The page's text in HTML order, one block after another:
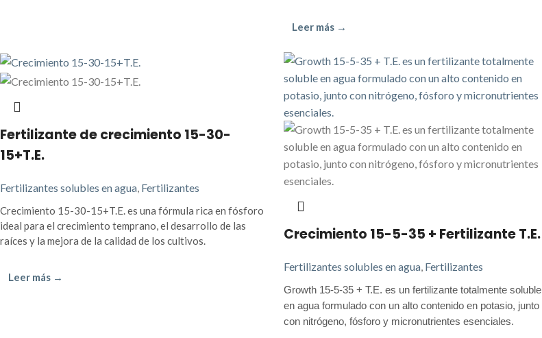
Leer más →
Fertilizante de crecimiento 15-30-
15+T.E.
Fertilizantes solubles en agua, Fertilizantes
Crecimiento 15-30-15+T.E. es una fórmula rica en fósforo
ideal para el crecimiento temprano, el desarrollo de las
raíces y la mejora de la calidad de los cultivos.
Leer más →
Crecimiento 15-5-35 + Fertilizante T.E.
Fertilizantes solubles en agua, Fertilizantes
Growth 15-5-35 + T.E. es un fertilizante totalmente soluble
en agua formulado con un alto contenido en potasio, junto
con nitrógeno, fósforo y micronutrientes esenciales.